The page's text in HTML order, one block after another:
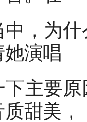
，为
演唱
主要
甜美，